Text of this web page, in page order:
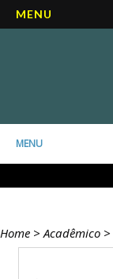
MENU
MENU
Home > Acadêmico >